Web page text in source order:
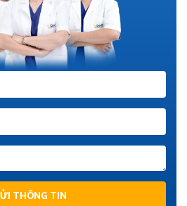
THÔNG TIN